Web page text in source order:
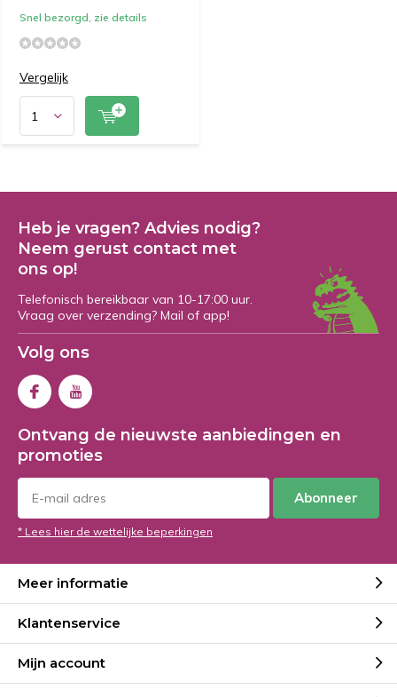
Snel bezorgd, zie details
Vergelijk
Heb je vragen? Advies nodig?
Neem gerust contact met
ons op!
Telefonisch bereikbaar van 10-17:00 uur.
Vraag over verzending? Mail of app!
Volg ons
Ontvang de nieuwste aanbiedingen en
promoties
Abonneer
* Lees hier de wettelijke beperkingen
Meer informatie
Klantenservice
Mijn account